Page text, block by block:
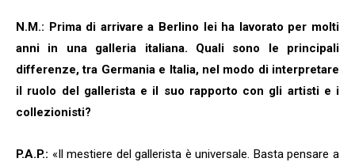
N.M.: Prima di arrivare a Berlino lei ha lavorato per molti
anni in una galleria italiana. Quali sono le principali
differenze, tra Germania e Italia, nel modo di interpretare
il ruolo del gallerista e il suo rapporto con gli artisti e i
collezionisti?
P.A.P.: «Il mestiere del gallerista è universale. Basta pensare a